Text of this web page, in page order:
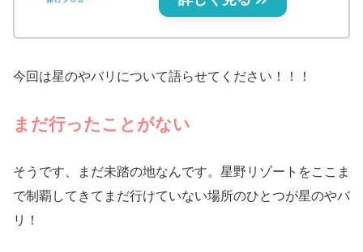
今回は星のやバリについて語らせてください！！！
まだ行ったことがない
そうです、まだ未踏の地なんです。星野リゾートをここま
で制覇してきてまだ行けていない場所のひとつが星のやバ
リ！